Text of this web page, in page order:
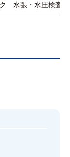
水張・水圧検査